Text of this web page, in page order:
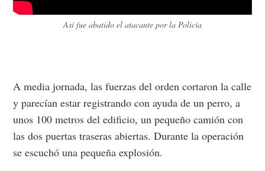
Así fue abatido el atacante por la Policía
A media jornada, las fuerzas del orden cortaron la calle
y parecían estar registrando con ayuda de un perro, a
unos 100 metros del edificio, un pequeño camión con
las dos puertas traseras abiertas. Durante la operación
se escuchó una pequeña explosión.